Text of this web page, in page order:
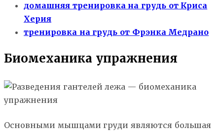
домашняя тренировка на грудь от Криса
Херия
тренировка на грудь от Фрэнка Медрано
Биомеханика упражнения
Основными мышцами груди являются большая